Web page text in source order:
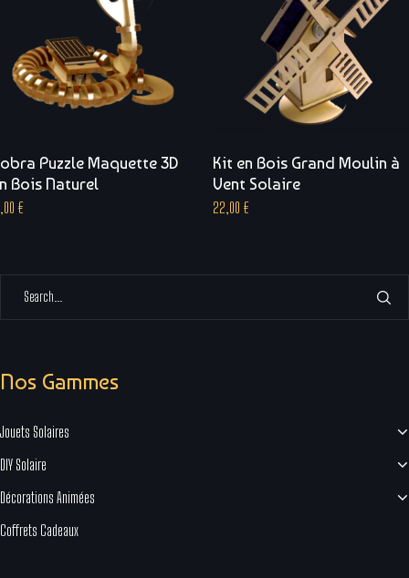
Puzzle Maquette 3D
Bois Naturel
€
Kit en Bois Grand Moulin à
Vent Solaire
22,00 €
Nos Gammes
Jouets Solaires
DIY Solaire
Décorations Animées
Coffrets Cadeaux